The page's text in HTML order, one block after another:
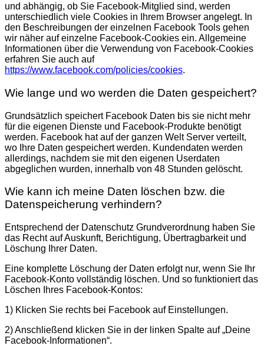
und abhängig, ob Sie Facebook-Mitglied sind, werden
unterschiedlich viele Cookies in Ihrem Browser angelegt. In
den Beschreibungen der einzelnen Facebook Tools gehen
wir näher auf einzelne Facebook-Cookies ein. Allgemeine
Informationen über die Verwendung von Facebook-Cookies
erfahren Sie auch auf
https://www.facebook.com/policies/cookies.
Wie lange und wo werden die Daten gespeichert?
Grundsätzlich speichert Facebook Daten bis sie nicht mehr
für die eigenen Dienste und Facebook-Produkte benötigt
werden. Facebook hat auf der ganzen Welt Server verteilt,
wo Ihre Daten gespeichert werden. Kundendaten werden
allerdings, nachdem sie mit den eigenen Userdaten
abgeglichen wurden, innerhalb von 48 Stunden gelöscht.
Wie kann ich meine Daten löschen bzw. die
Datenspeicherung verhindern?
Entsprechend der Datenschutz Grundverordnung haben Sie
das Recht auf Auskunft, Berichtigung, Übertragbarkeit und
Löschung Ihrer Daten.
Eine komplette Löschung der Daten erfolgt nur, wenn Sie Ihr
Facebook-Konto vollständig löschen. Und so funktioniert das
Löschen Ihres Facebook-Kontos:
1) Klicken Sie rechts bei Facebook auf Einstellungen.
2) Anschließend klicken Sie in der linken Spalte auf „Deine
Facebook-Informationen“.